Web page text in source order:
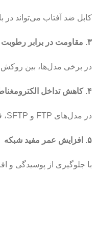
کابل ضد آفتاب می‌تواند در بازه دمایی گسترده
۳. مقاومت در برابر رطوبت و بارندگی
در برخی مدل‌ها، بین
۴. کاهش تداخل الکترومغناطیسی (EMI)
در مدل‌های FTP و SFTP، فویل یا شیلد باعث می‌شود که نویزهای محیطی تأثیر کمتری روی انتقال داده داشته باشند.
۵. افزایش عمر مفید شبکه
با جلوگیری از پوسیدگی و